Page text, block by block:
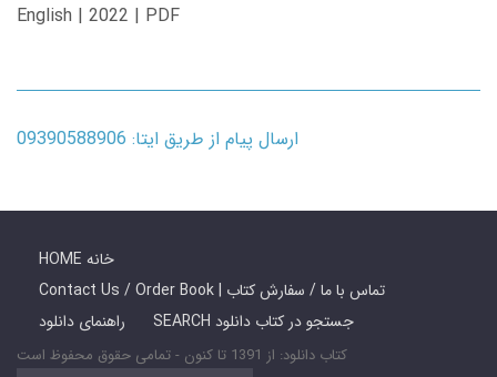
English | 2022 | PDF
ارسال پیام از طریق ایتا: 09390588906
HOME خانه
Contact Us / Order Book | تماس با ما / سفارش کتاب
راهنمای دانلود
SEARCH جستجو در کتاب دانلود
کتاب دانلود: از 1391 تا کنون - تمامی حقوق محفوظ است